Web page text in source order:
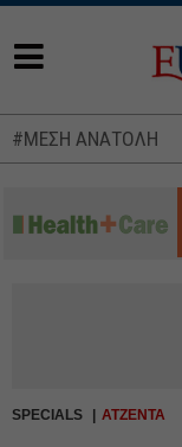
#ΜΕΣΗ ΑΝΑΤΟΛΗ
SPECIALS ΑΤΖΕΝΤΑ